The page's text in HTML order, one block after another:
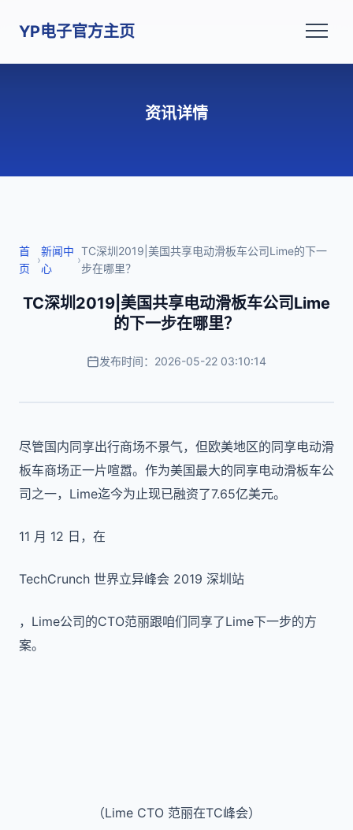
YP电子官方主页
资讯详情
首
页
›
新闻中
心
›
TC深圳2019|美国共享电动滑板车公司Lime的下一
步在哪里？
TC深圳2019|美国共享电动滑板车公司Lime
的下一步在哪里？
发布时间：2026-05-22 03:10:14
尽管国内同享出行商场不景气，但欧美地区的同享电动滑
板车商场正一片喧嚣。作为美国最大的同享电动滑板车公
司之一，Lime迄今为止现已融资了7.65亿美元。
11 月 12 日，在
TechCrunch 世界立异峰会 2019 深圳站
，Lime公司的CTO范丽跟咱们同享了Lime下一步的方
案。
（Lime CTO 范丽在TC峰会）